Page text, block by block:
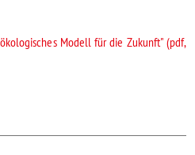
Modell für die Zukunft" (pdf,